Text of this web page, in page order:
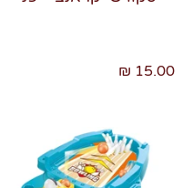
15.00 ₪